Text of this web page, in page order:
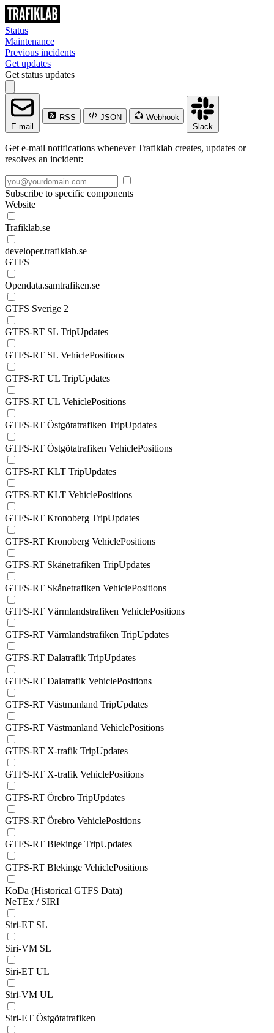
Status
Maintenance
Previous incidents
Get updates
Get status updates
E-mail
RSS JSON
Webhook
Slack
Get e-mail notifications whenever Trafiklab creates, updates or
resolves an incident:
Subscribe to specific components
Website
Trafiklab.se
developer.trafiklab.se
GTFS
Opendata.samtrafiken.se
GTFS Sverige 2
GTFS-RT SL TripUpdates
GTFS-RT SL VehiclePositions
GTFS-RT UL TripUpdates
GTFS-RT UL VehiclePositions
GTFS-RT Östgötatrafiken TripUpdates
GTFS-RT Östgötatrafiken VehiclePositions
GTFS-RT KLT TripUpdates
GTFS-RT KLT VehiclePositions
GTFS-RT Kronoberg TripUpdates
GTFS-RT Kronoberg VehiclePositions
GTFS-RT Skånetrafiken TripUpdates
GTFS-RT Skånetrafiken VehiclePositions
GTFS-RT Värmlandstrafiken VehiclePositions
GTFS-RT Värmlandstrafiken TripUpdates
GTFS-RT Dalatrafik TripUpdates
GTFS-RT Dalatrafik VehiclePositions
GTFS-RT Västmanland TripUpdates
GTFS-RT Västmanland VehiclePositions
GTFS-RT X-trafik TripUpdates
GTFS-RT X-trafik VehiclePositions
GTFS-RT Örebro TripUpdates
GTFS-RT Örebro VehiclePositions
GTFS-RT Blekinge TripUpdates
GTFS-RT Blekinge VehiclePositions
KoDa (Historical GTFS Data)
NeTEx / SIRI
Siri-ET SL
Siri-VM SL
Siri-ET UL
Siri-VM UL
Siri-ET Östgötatrafiken